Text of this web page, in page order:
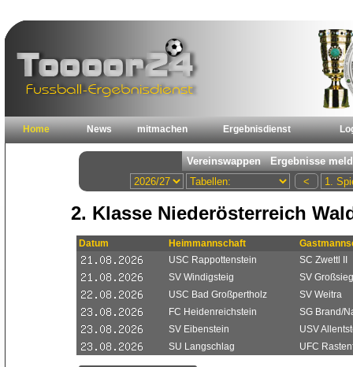
Home News mitmachen Ergebnisdienst
2. Klasse Niederösterreich
Datum Heimmannschaft
USC Rappottenstein
SC Zwettl II
SV Windigsteig
SV
USC Bad Großpertholz
SV Weitra
FC Heidenreichstein
SG Brand/
SV Eibenstein
USV
SU Langschlag
UFC